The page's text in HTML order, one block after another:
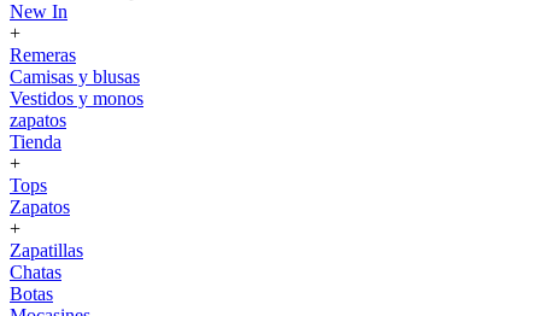
New In
+
Remeras
Camisas y blusas
Vestidos y monos
zapatos
Tienda
+
Tops
Zapatos
+
Zapatillas
Chatas
Botas